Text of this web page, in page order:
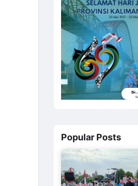
Popular Posts